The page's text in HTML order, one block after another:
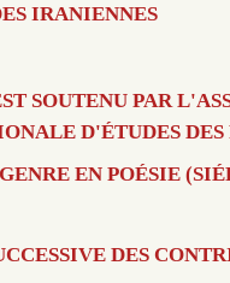
IRANIENNES
SOUTENU PAR
D'ÉTUDES
EN POÉSIE
DES